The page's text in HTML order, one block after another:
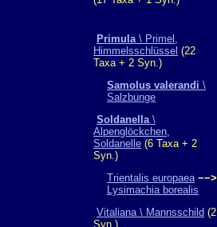
Primula\ Primel,
Himmelsschlüssel (22
Taxa + 2 Syn.)
Samolus valerandi \
Salzbunge
Soldanella\
Alpenglöckchen,
Soldanelle (6 Taxa + 2
Syn.)
Trientalis europaea −−>
Lysimachia borealis
Vitaliana \ Mannsschild (2
Syn.)